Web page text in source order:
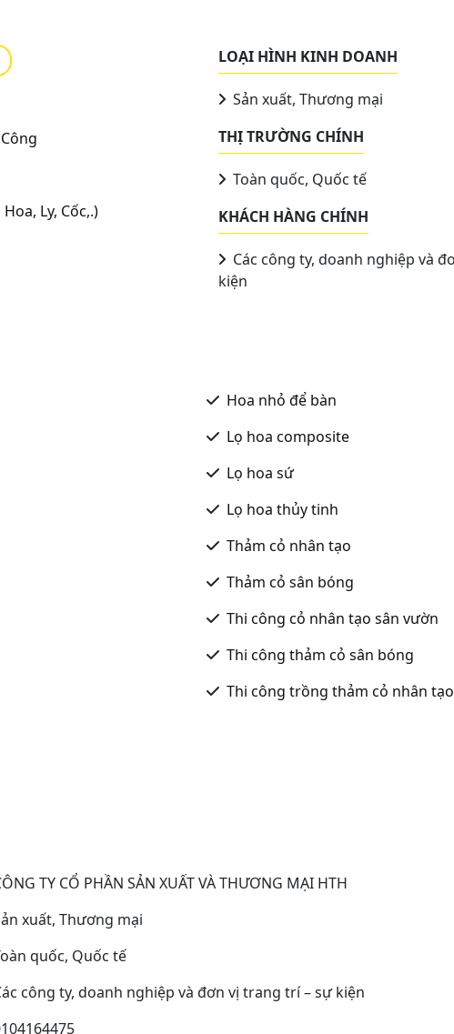
Ly, Cốc,.)
LOẠI HÌNH KINH DOANH
Sản xuất, Thương mại
THỊ TRƯỜNG CHÍNH
Toàn quốc, Quốc tế
KHÁCH HÀNG CHÍNH
Các công ty, doanh nghiệp và
kiện
Hoa nhỏ để bàn
Lọ hoa composite
Lọ hoa sứ
Lọ hoa thủy tinh
Thảm cỏ nhân tạo
Thảm cỏ sân bóng
Thi công cỏ nhân tạo sân vườn
Thi công thảm cỏ sân bóng
Thi công trồng thảm cỏ nhân tạo
TY CỔ PHẦN SẢN XUẤT VÀ THƯƠNG MẠI HTH
xuất, Thương mại
quốc, Quốc tế
công ty, doanh nghiệp và đơn vị trang trí – sự kiện